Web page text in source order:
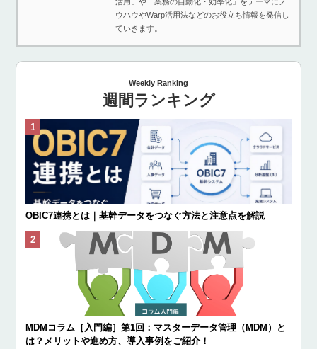
ウハウやWarp活用法などのお役立ち情報を発信し
ていきます。
Weekly Ranking
週間ランキング
OBIC7連携とは｜基幹データをつなぐ方法と注意点を解説
MDMコラム［入門編］第1回：マスターデータ管理（MDM）と
は？メリットや進め方、導入事例をご紹介！